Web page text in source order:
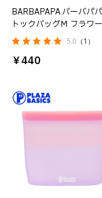
BARBAPAPA バーバパ
トックバッグＭ フラワー
5.0 （1）
￥440